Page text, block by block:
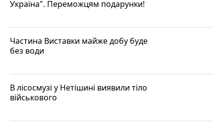
Україна". Переможцям подарунки!
Частина Виставки майже добу буде
без води
В лісосмузі у Нетішині виявили тіло
військового